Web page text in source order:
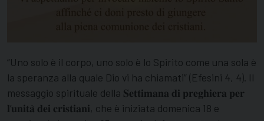
“Uno solo è il corpo, uno solo è lo Spirito come una sola è
la speranza alla quale Dio vi ha chiamati” (Efesini 4, 4). Il
messaggio spirituale della 𝐒𝐞𝐭𝐭𝐢𝐦𝐚𝐧𝐚 𝐝𝐢 𝐩𝐫𝐞𝐠𝐡𝐢𝐞𝐫𝐚 𝐩𝐞𝐫
𝐥’𝐮𝐧𝐢𝐭𝐚̀ 𝐝𝐞𝐢 𝐜𝐫𝐢𝐬𝐭𝐢𝐚𝐧𝐢, che è iniziata domenica 18 e